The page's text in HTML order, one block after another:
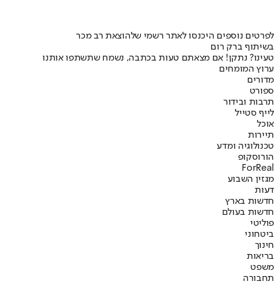
לפרטים נוספים היכנסו לאתר רשמי שלהוצאת רב מכר
בשיתוף ברק רום
טעינו? נתקן! אם מצאתם טעות בכתבה, נשמח שתשתפו אותנו
ערוץ המומחים
מדורים
ספורט
תרבות ובידור
לייף סטייל
אוכל
תיירות
טכנולוגיה ומדע
הורוסקופ
ForReal
מגזין השבוע
דעות
חדשות בארץ
חדשות בעולם
פוליטי
ביטחוני
חינוך
בריאות
משפט
תחבורה